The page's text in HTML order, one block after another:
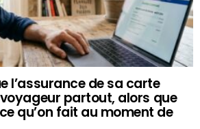
l’assurance de sa carte
partout, alors que
qu’on fait au moment de